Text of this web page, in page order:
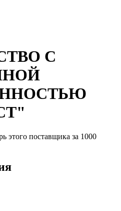
С
этого поставщика за 1000